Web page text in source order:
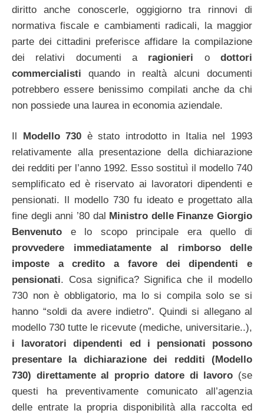
diritto anche conoscerle, oggigiorno tra rinnovi di
normativa fiscale e cambiamenti radicali, la maggior
parte dei cittadini preferisce affidare la compilazione
dei relativi documenti a ragionieri odottori
commercialisti quando in realtà alcuni documenti
potrebbero essere benissimo compilati anche da chi
non possiede una laurea in economia aziendale.
Modello 730 è stato introdotto in Italia nel 1993
relativamente alla presentazione della dichiarazione
dei redditi per l’anno 1992. Esso sostituì il modello 740
semplificato ed è riservato ai lavoratori dipendenti e
pensionati. Il modello 730 fu ideato e progettato alla
fine degli anni ’80 dal Ministro delle Finanze Giorgio
Benvenuto e lo scopo principale era quello di
provvedere immediatamente al rimborso delle
imposte a credito a favore dei dipendenti e
pensionati. Cosa significa? Significa che il modello
730 non è obbligatorio, ma lo si compila solo se si
hanno “soldi da avere indietro”. Quindi si allegano al
modello 730 tutte le ricevute (mediche, universitarie..),
i lavoratori dipendenti ed i pensionati possono
presentare la dichiarazione dei redditi (Modello
730) direttamente al proprio datore di lavoro (se
questi ha preventivamente comunicato all’agenzia
delle entrate la propria disponibilità alla raccolta ed